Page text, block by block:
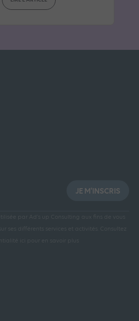
JE M'INSCRIS
par Ad’s up Consulting aux fins de vous
ses différents services et activités.
Consultez
ici pour en savoir plus